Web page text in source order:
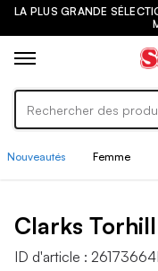
LA PLUS GRANDE
Nouveautés Femme
Clarks
ID d'article :